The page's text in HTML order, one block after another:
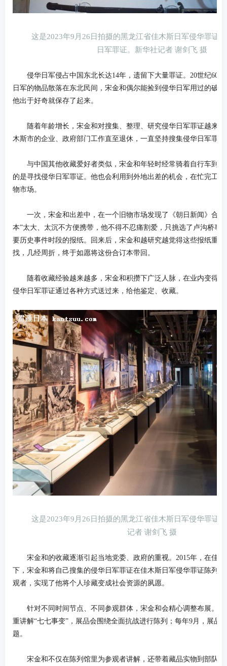
这是2023年9月26日拍摄的黑龙江省佳木斯日军侵华罪证
日军罪证。新华社记者 谢剑飞 摄
侵华日军侵占中国东北长达14年，遗留下大量罪证。20世纪60年
日军的物品散落在东北民间，宋金和偶尔能捡到侵华日军用过的破
他出于好奇就保存了起来。
随着年龄增长，宋金和对搜集、整理、研究侵华日军罪证越来越
木斯市的企业、政府部门工作直至退休，一直坚持搜集侵华日军罪证
与中国其他收藏爱好者类似，宋金和年轻时经常骑着自行车到本
的是寻找侵华日军罪证。他也会利用到外地出差的机会，在忙完工
物市场。
一次，宋金和出差中，在一个旧物市场发现了《朝日新闻》合订
本”太大、太沉不方便携带，他不得不忍痛割爱，只挑选了卢沟桥事
要历史事件时段的报纸。回来后，宋金和越研究越觉得这些报纸重
找，几经周折，终于如愿将这份合订本带回。
随着收藏经验越来越多，宋金和积攒下广泛人脉，在业内变得小
侵华日军罪证通过各种方式送过来，给他鉴定、收藏。
这是2023年9月26日拍摄的黑龙江省佳木斯日军侵华罪证
记者 谢剑飞 摄
宋金和的收藏逐渐引起当地党委、政府的重视。2015年，在佳木
下，宋金和将自己搜集的侵华日军罪证在佳木斯日军侵华罪证陈列
观者，实现了他将个人珍藏变成社会资源的夙愿。
针对不同时间节点、不同参观群体，宋金和会精心调整布展。比
重讲解“七七事变”，展品会围绕全面抗战进行陈列；每年9月，展品
题。
宋金和不仅在陈列馆里为参观者讲解，还带着藏品实物到部队、